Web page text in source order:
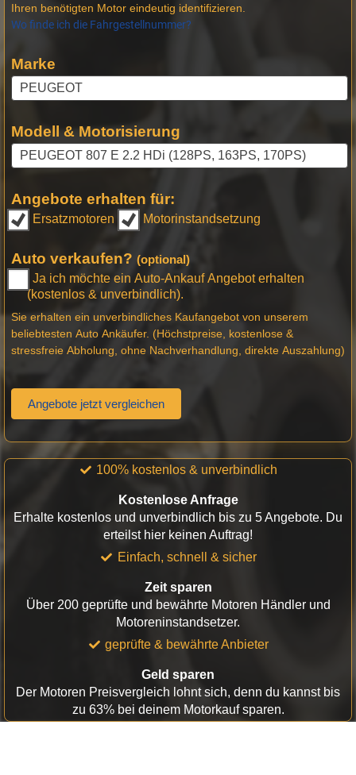
Ihren benötigten Motor eindeutig identifizieren.
Wo finde ich die Fahrgestellnummer?
Marke
Modell & Motorisierung
Angebote erhalten für:
Ersatzmotoren Motorinstandsetzung
Auto verkaufen? (optional)
Ja ich möchte ein Auto-Ankauf Angebot erhalten
(kostenlos & unverbindlich).
Sie erhalten ein unverbindliches Kaufangebot von unserem
beliebtesten Auto Ankäufer. (Höchstpreise, kostenlose &
stressfreie Abholung, ohne Nachverhandlung, direkte Auszahlung)
Angebote jetzt vergleichen
100% kostenlos & unverbindlich
Kostenlose Anfrage
Erhalte kostenlos und unverbindlich bis zu 5 Angebote. Du
erteilst hier keinen Auftrag!
Einfach, schnell & sicher
Zeit sparen
Über 200 geprüfte und bewährte Motoren Händler und
Motoreninstandsetzer.
geprüfte & bewährte Anbieter
Geld sparen
Der Motoren Preisvergleich lohnt sich, denn du kannst bis
zu 63% bei deinem Motorkauf sparen.